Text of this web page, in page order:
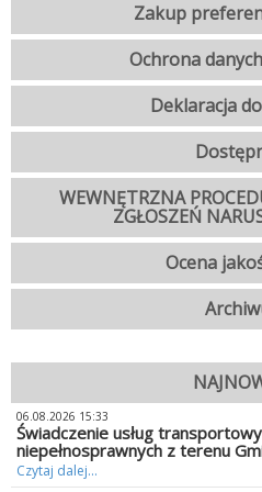
Zakup
Ochrona
Deklaracja
WEWNĘTRZNA
ZGŁOSZEŃ
Ocena
06.08.2026 15:33
Świadczenie usług
niepełnosprawnych z terenu
Czytaj dalej...